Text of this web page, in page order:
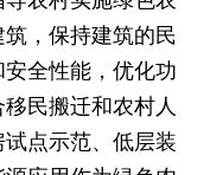
，保持建筑的民
全性能，优化功
民搬迁和农村人
点示范、低层装